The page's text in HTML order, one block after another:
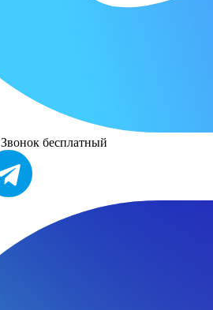
Звонок бесплатный